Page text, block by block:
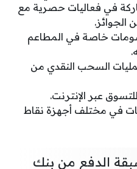
في فعاليات حصرية مع
الجوائز.
خاصة في المطاعم
السحب النقدي من
عبر الإنترنت.
في مختلف أجهزة نقاط
الدفع من بنك